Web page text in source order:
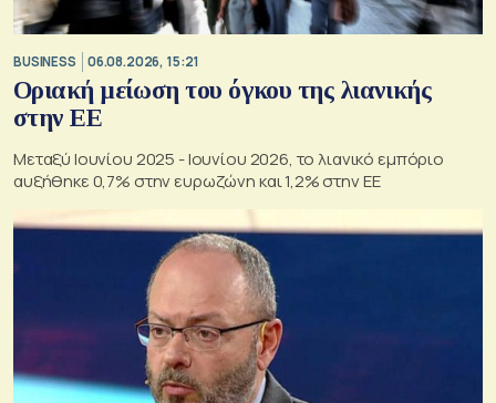
BUSINESS 06.08.2026, 15:21
Οριακή μείωση του όγκου της λιανικής
στην ΕΕ
Μεταξύ Ιουνίου 2025 - Ιουνίου 2026, το λιανικό εμπόριο
αυξήθηκε 0,7% στην ευρωζώνη και 1,2% στην ΕΕ